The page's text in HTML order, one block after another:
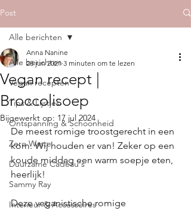
Post
Alle berichten
Vegan recepten
Tips & Lijstjes
Ontspanning & Schoonheid
Zero Waste
Duurzame Cadeau's
Sammy Ray
Interieur & Accessoires
Alle berichten
Vegan recept |
Broccolisoep
Anna Nanine
28 jun 2021 3 minuten om te lezen
Bijgewerkt op: 17 jul 2024
De meest romige troostgerecht in een
kom. Wij houden er van! Zeker op een
koude middag een warm soepje eten,
heerlijk!
Deze veganistische romige